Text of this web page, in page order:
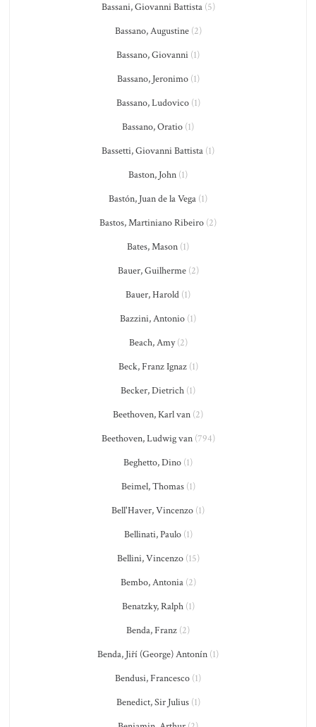
Bassani, Giovanni Battista(5)
Bassano, Augustine(2)
Bassano, Giovanni (1)
Bassano, Jeronimo(1)
Bassano, Ludovico(1)
Bassano, Oratio (1)
Bassetti, Giovanni Battista (1)
Baston, John (1)
Bastón, Juan de la Vega (1)
Bastos, Martiniano Ribeiro (2)
Bates, Mason (1)
Bauer, Guilherme(2)
Bauer, Harold (1)
Bazzini, Antonio (1)
Beach, Amy(2)
Beck, Franz Ignaz(1)
Becker, Dietrich (1)
Beethoven, Karl van (2)
Beethoven, Ludwig van(794)
Beghetto, Dino (1)
Beimel, Thomas(1)
Bell'Haver, Vincenzo (1)
Bellinati, Paulo(1)
Bellini, Vincenzo(15)
Bembo, Antonia(2)
Benatzky, Ralph(1)
Benda, Franz (2)
Benda, Jiří (George) Antonín (1)
Bendusi, Francesco (1)
Benedict, Sir Julius(1)